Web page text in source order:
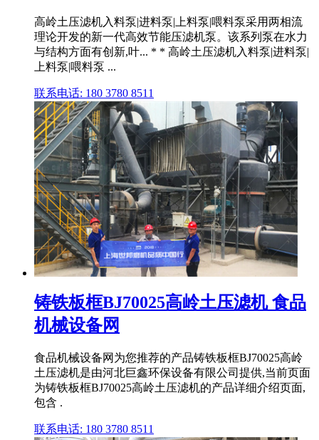
高岭土压滤机入料泵|进料泵|上料泵|喂料泵采用两相流
理论开发的新一代高效节能压滤机泵。该系列泵在水力
与结构方面有创新,叶... * * 高岭土压滤机入料泵|进料泵|
上料泵|喂料泵 ...
联系电话: 180 3780 8511
铸铁板框BJ70025高岭土压滤机 食品
机械设备网
食品机械设备网为您推荐的产品铸铁板框BJ70025高岭
土压滤机是由河北巨鑫环保设备有限公司提供,当前页面
为铸铁板框BJ70025高岭土压滤机的产品详细介绍页面,
包含 .
联系电话: 180 3780 8511